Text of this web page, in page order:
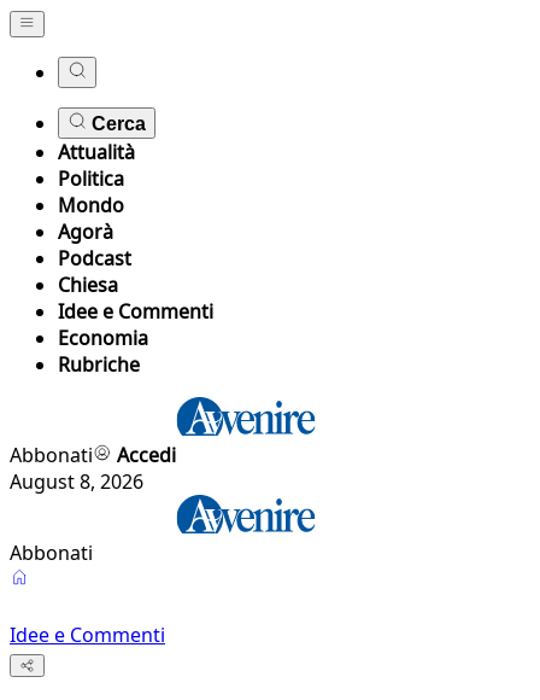
Cerca
Attualità
Politica
Mondo
Agorà
Podcast
Chiesa
Idee e Commenti
Economia
Rubriche
Abbonati
Accedi
August 8, 2026
Abbonati
Idee e Commenti